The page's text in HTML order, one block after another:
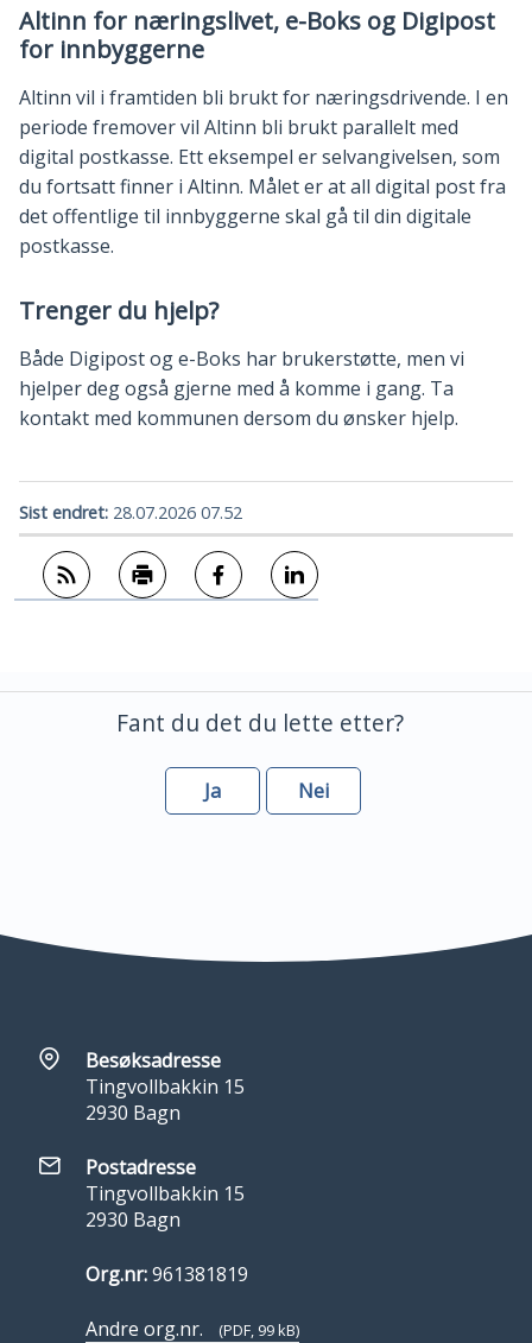
Altinn for næringslivet, e-Boks og Digipost
for innbyggerne
Altinn vil i framtiden bli brukt for næringsdrivende. I en
periode fremover vil Altinn bli brukt parallelt med
digital postkasse. Ett eksempel er selvangivelsen, som
du fortsatt finner i Altinn. Målet er at all digital post fra
det offentlige til innbyggerne skal gå til din digitale
postkasse.
Trenger du hjelp?
Både Digipost og e-Boks har brukerstøtte, men vi
hjelper deg også gjerne med å komme i gang. Ta
kontakt med kommunen dersom du ønsker hjelp.
Sist endret 28.07.2026 07.52
Fant du det du lette etter?
Ja Nei
Besøksadresse
Tingvollbakkin 15
2930 Bagn
Postadresse
Tingvollbakkin 15
2930 Bagn
Org.nr:961381819
Andre org.nr. (PDF, 99 kB)